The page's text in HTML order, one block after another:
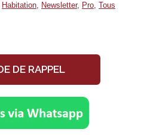
Habitation, Newsletter, Pro, Tous
DE RAPPEL